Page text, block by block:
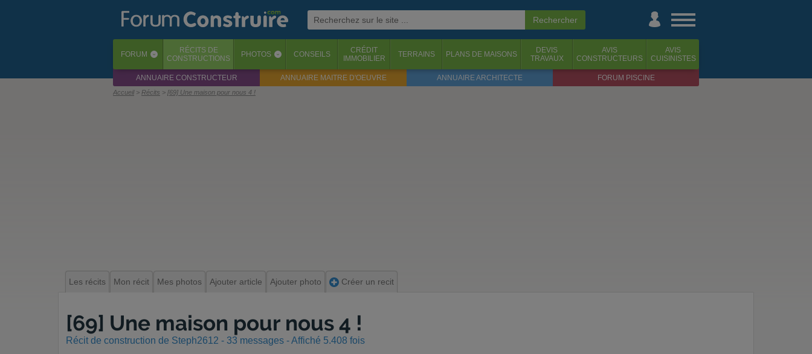
FORUM ‹ RÉCITS DE
CONSTRUCTIONS
PHOTOS ‹ CONSEILS
CRÉDIT
IMMOBILIER
TERRAINS PLANS DE MAISONS
DEVIS
TRAVAUX
AVIS
CONSTRUCTEURS
AVIS
CUISINISTES
ANNUAIRE CONSTRUCTEUR ANNUAIRE MAITRE D'OEUVRE ANNUAIRE ARCHITECTE FORUM PISCINE
Accueil Récits [69] Une maison pour nous 4 !
Les récits Mon récit Mes photos Ajouter article Ajouter photo Créer un recit
[69] Une maison pour nous 4 !
Récit de construction de Steph2612 - 33 messages - Affiché 5.408 fois